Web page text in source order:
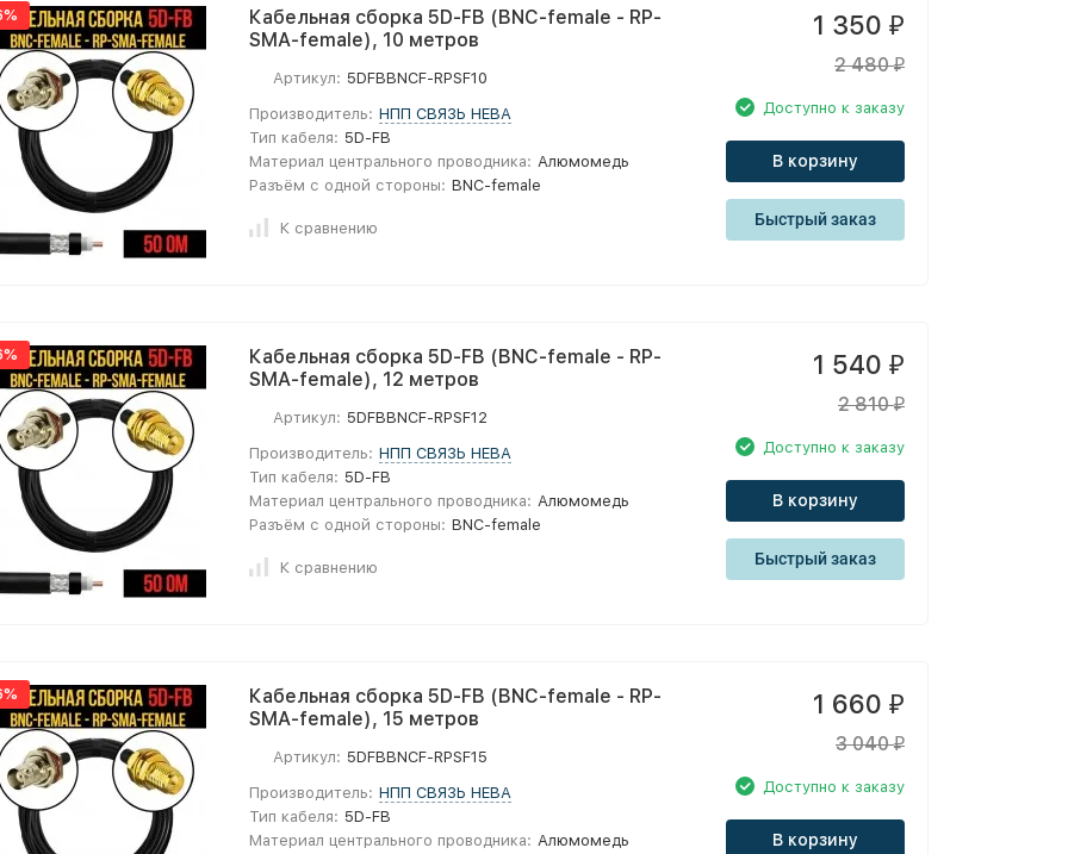
Кабельная сборка 5D-FB (BNC-female - RP-
SMA-female), 10 метров
Артикул: 5DFBBNCF-RPSF10
Производитель: НПП СВЯЗЬ НЕВА
Тип кабеля: 5D-FB
Материал центрального проводника: Алюмомедь
Разъём с одной стороны: BNC-female
К сравнению
1 350 ₽
2 480₽
Доступно к заказу
В корзину
Быстрый заказ
Кабельная сборка 5D-FB (BNC-female - RP-
SMA-female), 12 метров
Артикул: 5DFBBNCF-RPSF12
Производитель: НПП СВЯЗЬ НЕВА
Тип кабеля: 5D-FB
Материал центрального проводника: Алюмомедь
Разъём с одной стороны: BNC-female
К сравнению
1 540 ₽
2 810₽
Доступно к заказу
В корзину
Быстрый заказ
Кабельная сборка 5D-FB (BNC-female - RP-
SMA-female), 15 метров
Артикул: 5DFBBNCF-RPSF15
Производитель: НПП СВЯЗЬ НЕВА
Тип кабеля: 5D-FB
Материал центрального проводника: Алюмомедь
1 660 ₽
3 040₽
Доступно к заказу
В корзину